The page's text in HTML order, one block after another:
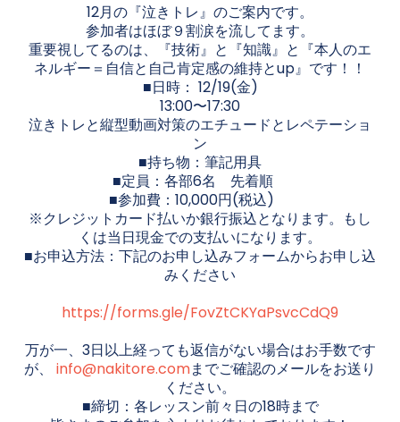
12月の『泣きトレ』のご案内です。
参加者はほぼ９割涙を流してます。
重要視してるのは、『技術』と『知識』と『本人のエ
ネルギー＝自信と自己肯定感の維持とup』です！！
■日時： 12/19(金)
13:00〜17:30
泣きトレと縦型動画対策のエチュードとレペテーショ
ン
■持ち物：筆記用具
■定員：各部6名 先着順
■参加費：10,000円(税込)
※クレジットカード払いか銀行振込となります。もし
くは当日現金での支払いになります。
■お申込方法：下記のお申し込みフォームからお申し込
みください
https://forms.gle/FovZtCKYaPsvcCdQ9
万が一、3日以上経っても返信がない場合はお手数です
が、 info@nakitore.comまでご確認のメールをお送り
ください。
■締切：各レッスン前々日の18時まで